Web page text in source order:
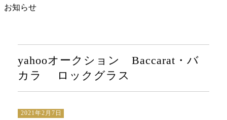
お知らせ
yahooオークション Baccarat・バ
カラ ロックグラス
2021年2月7日